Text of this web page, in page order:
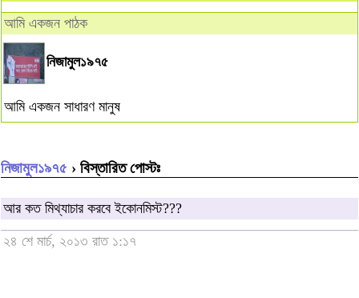
আমি একজন পাঠক
নিজামুল১৯৭৫
আমি একজন সাধারণ মানুষ
নিজামুল১৯৭৫ › বিস্তারিত পোস্টঃ
আর কত মিথ্যাচার করবে ইকোনমিস্ট???
২৪ শে মার্চ, ২০১৩ রাত ১:১৭